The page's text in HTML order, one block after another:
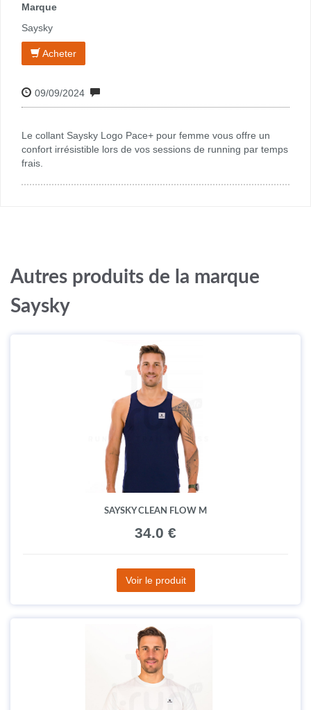
Marque
Saysky
Acheter
09/09/2024
Le collant Saysky Logo Pace+ pour femme vous offre un
confort irrésistible lors de vos sessions de running par temps
frais.
Autres produits de la marque
Saysky
SAYSKY CLEAN FLOW M
34.0 €
Voir le produit